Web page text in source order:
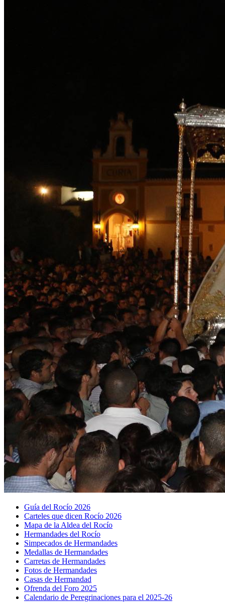
Guía del Rocío 2026
Carteles que dicen Rocío 2026
Mapa de la Aldea del Rocío
Hermandades del Rocío
Simpecados de Hermandades
Medallas de Hermandades
Carretas de Hermandades
Fotos de Hermandades
Casas de Hermandad
Ofrenda del Foro 2025
Calendario de Peregrinaciones para el 2025-26